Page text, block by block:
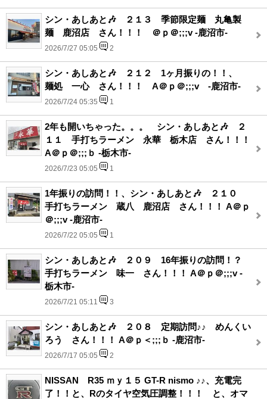
シン・あしあと🎶 ２１３ 季節限定麺 丸亀製
麺 鹿沼店 さん！！！ ＠ｐ＠;;;v -鹿沼市-
2026/7/27 05:05 2
シン・あしあと🎶 ２１２ 1ヶ月振りの！！、
麺処 一心 さん！！！ A＠ｐ＠;;;v -鹿沼市-
2026/7/24 05:35 1
2年も開いちゃった。。。 シン・あしあと🎶 ２
１１ 手打ちラーメン 永華 栃木店 さん！！！
A＠ｐ＠;;;ｂ -栃木市-
2026/7/23 05:05 1
1年振りの訪問！！、シン・あしあと🎶 ２１０
手打ちラーメン 蔵八 鹿沼店 さん！！！ A＠ｐ
＠;;;v -鹿沼市-
2026/7/22 05:05 1
シン・あしあと🎶 ２０９ 16年振りの訪問！？
手打ちラーメン 味一 さん！！！ A＠ｐ＠;;;v -
栃木市-
2026/7/21 05:11 3
シン・あしあと🎶 ２０８ 定期訪問♪♪ めんくい
ろう さん！！！ A＠ｐ＜;;;ｂ -鹿沼市-
2026/7/17 05:05 2
NISSAN R35 ｍｙ１５ GT-R nismo ♪♪、充電完
了！！と、Rのタイヤ空気圧調整！！！ と、オマ